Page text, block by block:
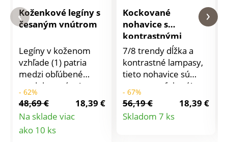
Koženkové legíny s
česaným vnútrom
Legíny v koženom
vzhľade (1) patria
medzi obľúbené
modely sezóny!
Veľmi pohodlné a
zároveň hrejivé
vďaka česanému
vnútru, dodajú
- 62%
48,69 €
18,39 €
Na sklade viac
ako 10 ks
Kockované
nohavice s
kontrastnými
lampasmi
7/8 trendy dĺžka a
kontrastné lampasy,
tieto nohavice sú
proste perfektné!
Úzky strih. Bežná
výška pásu. Vzadu
tvarovaný pružný
- 67%
56,19 €
18,39 €
Skladom 7 ks
Detail